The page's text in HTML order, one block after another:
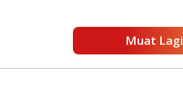
Muat Lagi